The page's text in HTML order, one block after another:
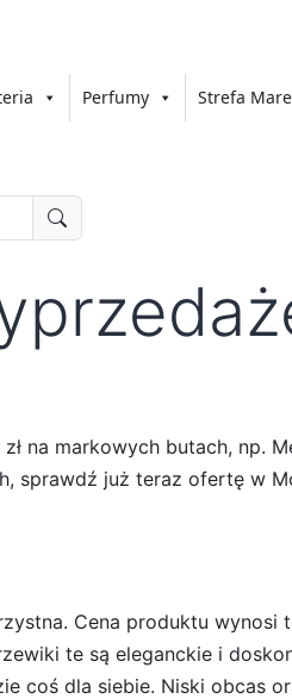
Perfumy Strefa
na markowych butach, np.
sprawdź już teraz ofertę w
Cena produktu wynosi
te są eleganckie i
coś dla siebie. Niski obcas